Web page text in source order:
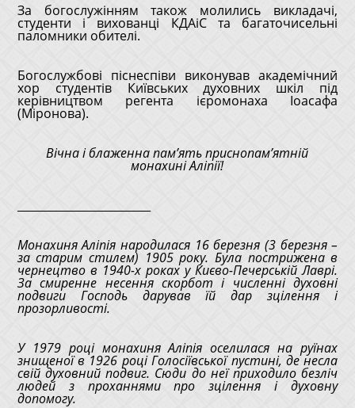
За богослужінням також молились викладачі,
студенти і вихованці КДАіС та багаточисельні
паломники обителі.
Богослужбові піснеспіви виконував академічний
хор студентів Київських духовних шкіл під
керівництвом регента ієромонаха Іоасафа
(Міронова).
Вічна і блаженна пам’ять приснопам’ятній
монахині Аліпії!
Монахиня Аліпія народилася 16 березня (3 березня –
за старим стилем) 1905 року. Була пострижена в
чернецтво в 1940-х роках у Києво-Печерській Лаврі.
За смиренне несення скорбот і численні духовні
подвиги Господь дарував їй дар зцілення і
прозорливості.
У 1979 році монахиня Аліпія оселилася на руїнах
знищеної в 1926 році Голосіївської пустині, де несла
свій духовний подвиг. Сюди до неї приходило безліч
людей з проханнями про зцілення і духовну
допомогу.